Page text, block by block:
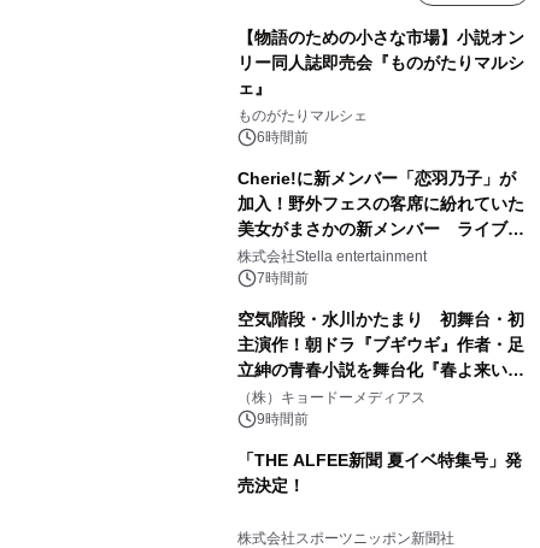
【物語のための小さな市場】小説オン
リー同人誌即売会『ものがたりマルシ
ェ』
ものがたりマルシェ
6時間前
Cherie!に新メンバー「恋羽乃子」が
加入！野外フェスの客席に紛れていた
美女がまさかの新メンバー ライブ中
のサプライズ発表に会場騒然
株式会社Stella entertainment
7時間前
空気階段・水川かたまり 初舞台・初
主演作！朝ドラ『ブギウギ』作者・足
立紳の青春小説を舞台化『春よ来い、
マジで来い』キービジュアル解禁！
（株）キョードーメディアス
9時間前
「THE ALFEE新聞 夏イベ特集号」発
売決定！
株式会社スポーツニッポン新聞社